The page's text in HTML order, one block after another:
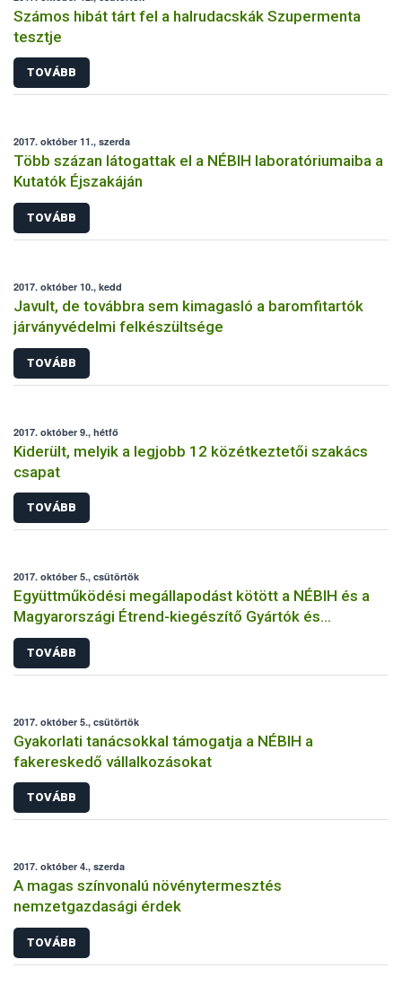
Számos hibát tárt fel a halrudacskák Szupermenta
tesztje
TOVÁBB
2017. október 11., szerda
Több százan látogattak el a NÉBIH laboratóriumaiba a
Kutatók Éjszakáján
TOVÁBB
2017. október 10., kedd
Javult, de továbbra sem kimagasló a baromfitartók
járványvédelmi felkészültsége
TOVÁBB
2017. október 9., hétfő
Kiderült, melyik a legjobb 12 közétkeztetői szakács
csapat
TOVÁBB
2017. október 5., csütörtök
Együttműködési megállapodást kötött a NÉBIH és a
Magyarországi Étrend-kiegészítő Gyártók és
Forgalmazók Egyesülete
TOVÁBB
2017. október 5., csütörtök
Gyakorlati tanácsokkal támogatja a NÉBIH a
fakereskedő vállalkozásokat
TOVÁBB
2017. október 4., szerda
A magas színvonalú növénytermesztés
nemzetgazdasági érdek
TOVÁBB